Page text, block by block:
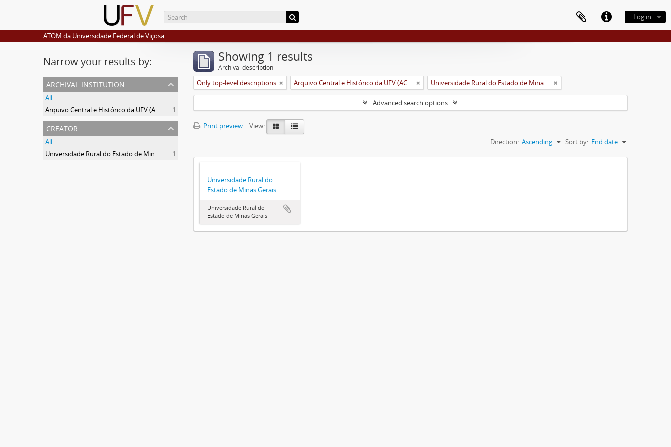
Log in
ATOM da Universidade Federal de Viçosa
Narrow your results by:
archival institution
All
Arquivo Central e Histórico da UFV (ACH-UFV)
1
creator
All
Universidade Rural do Estado de Minas Gerais (Uremg)
1
Showing 1 results
Archival description
Only top-level descriptions Arquivo Central e Histórico da UFV (ACH-UFV) Universidade Rural do Estado de Minas Gerais (Uremg)
Advanced search options
Print preview
View:
Sort by: End date
Direction: Ascending
Universidade Rural do
Estado de Minas Gerais
Universidade Rural do
Estado de Minas Gerais